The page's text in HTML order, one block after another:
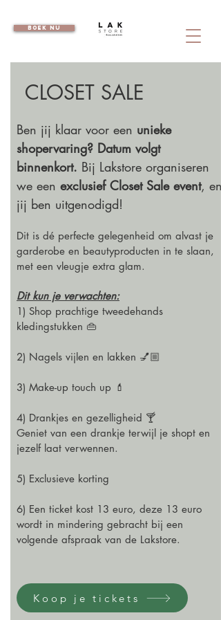
boek nu
CLOSET SALE
Ben jij klaar voor een unieke
shopervaring? Datum volgt
binnenkort. Bij Lakstore organiseren
we een exclusief Closet Sale event, en
jij ben uitgenodigd!
Dit is dé perfecte gelegenheid om alvast je
garderobe en beautyproducten in te slaan,
met een vleugje extra glam.
Dit kun je verwachten:
1) Shop prachtige tweedehands
kledingstukken 👜
2) Nagels vijlen en lakken 💅🏼
3) Make-up touch up 💄
4) Drankjes en gezelligheid 🍸
Geniet van een drankje terwijl je shopt en
jezelf laat verwennen.
5) Exclusieve korting
6) Een ticket kost 13 euro, deze 13 euro
wordt in mindering gebracht bij een
volgende afspraak van de Lakstore.
Koop je tickets